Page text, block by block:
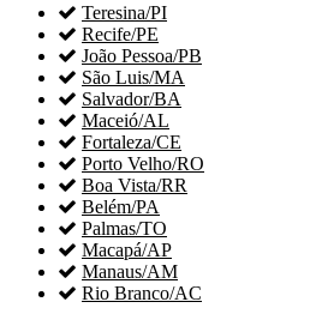
 Teresina/PI
 Recife/PE
 João Pessoa/PB
 São Luis/MA
 Salvador/BA
 Maceió/AL
 Fortaleza/CE
 Porto Velho/RO
 Boa Vista/RR
 Belém/PA
 Palmas/TO
 Macapá/AP
 Manaus/AM
 Rio Branco/AC